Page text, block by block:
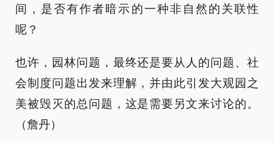
间，是否有作者暗示的一种非自然的关联性
呢？
也许，园林问题，最终还是要从人的问题、社
会制度问题出发来理解，并由此引发大观园之
美被毁灭的总问题，这是需要另文来讨论的。
（詹丹）